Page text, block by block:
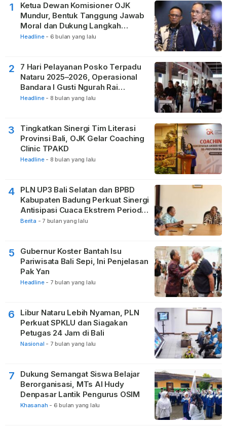
1
Ketua Dewan Komisioner OJK
Mundur, Bentuk Tanggung Jawab
Moral dan Dukung Langkah
Pemulihan
Headline - 6 bulan yang lalu
2
7 Hari Pelayanan Posko Terpadu
Nataru 2025–2026, Operasional
Bandara I Gusti Ngurah Rai
Berjalan Lancar
Headline - 8 bulan yang lalu
3
Tingkatkan Sinergi Tim Literasi
Provinsi Bali, OJK Gelar Coaching
Clinic TPAKD
Headline - 8 bulan yang lalu
4
PLN UP3 Bali Selatan dan BPBD
Kabupaten Badung Perkuat Sinergi
Antisipasi Cuaca Ekstrem Periode
Nataru
Berita - 7 bulan yang lalu
5
Gubernur Koster Bantah Isu
Pariwisata Bali Sepi, Ini Penjelasan
Pak Yan
Headline - 7 bulan yang lalu
6
Libur Nataru Lebih Nyaman, PLN
Perkuat SPKLU dan Siagakan
Petugas 24 Jam di Bali
Nasional - 7 bulan yang lalu
7
Dukung Semangat Siswa Belajar
Berorganisasi, MTs Al Hudy
Denpasar Lantik Pengurus OSIM
Khasanah - 6 bulan yang lalu